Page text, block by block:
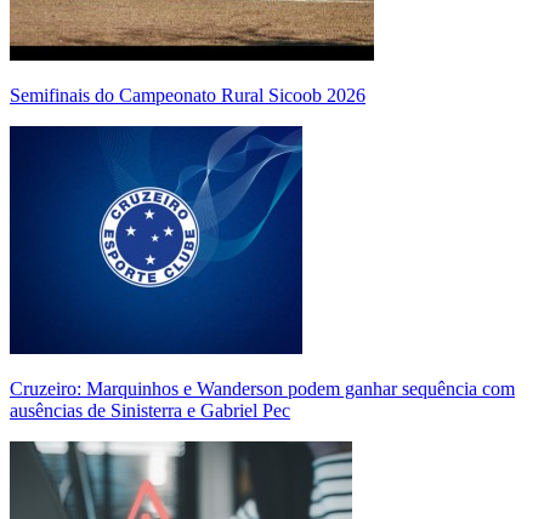
Semifinais do Campeonato Rural Sicoob 2026
Cruzeiro: Marquinhos e Wanderson podem ganhar sequência com
ausências de Sinisterra e Gabriel Pec